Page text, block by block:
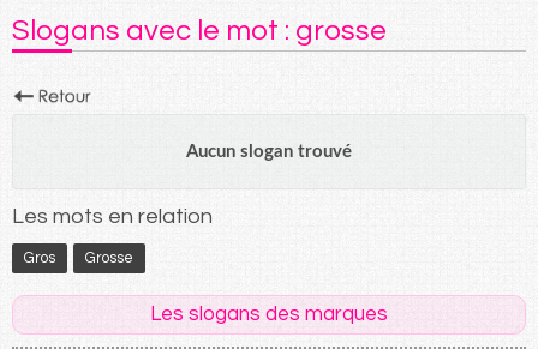
contenu
Slogans avec le mot : grosse
Aucun slogan trouvé
Les mots en relation
Gros Grosse
Les slogans des marques